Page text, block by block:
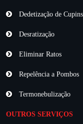
Dedetização de Cupins
Desratização
Eliminar Ratos
Repelência a Pombos
Termonebulização
OUTROS SERVIÇOS